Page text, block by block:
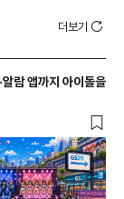
더보기
알람 앱까지 아이돌을